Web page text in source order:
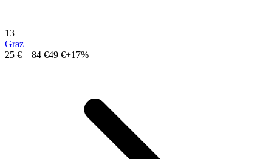
13
Graz
25 € – 84 €49 €+17%